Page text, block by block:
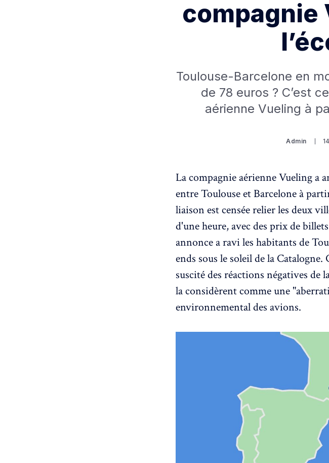
compagnie
Toulouse-Barcelone en
de 78 euros ? C’est
aérienne Vueling à
Admin
La compagnie aérienne Vueling a
entre Toulouse et Barcelone à
liaison est censée relier les deux
d'une heure, avec des prix de
annonce a ravi les habitants de
ends sous le soleil de la
suscité des réactions négatives
la considèrent comme une
environnemental des avions.